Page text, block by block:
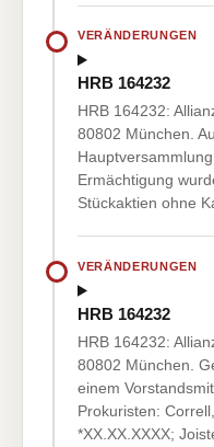
VERÄNDERUNGEN
HRB 164232
HRB 164232:
80802 München.
Ermächtigung
Stückaktien ohne
VERÄNDERUNGEN
HRB 164232
HRB 164232:
80802 München.
einem
Prokuristen:
*XX.XX.XXXX;